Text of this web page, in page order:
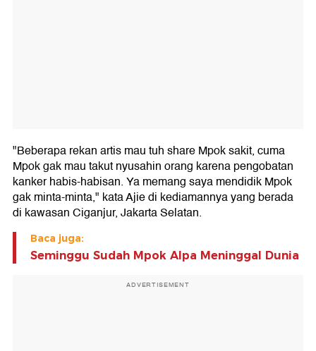
"Beberapa rekan artis mau tuh share Mpok sakit, cuma
Mpok gak mau takut nyusahin orang karena pengobatan
kanker habis-habisan. Ya memang saya mendidik Mpok
gak minta-minta," kata Ajie di kediamannya yang berada
di kawasan Ciganjur, Jakarta Selatan.
Baca juga:
Seminggu Sudah Mpok Alpa Meninggal Dunia
ADVERTISEMENT